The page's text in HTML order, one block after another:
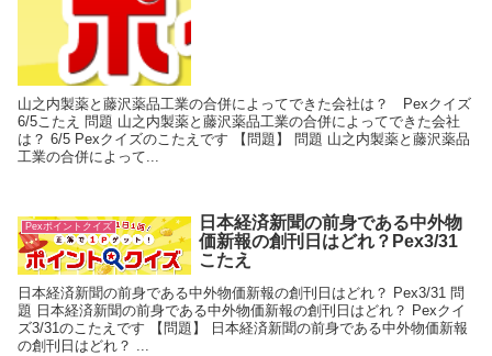
山之内製薬と藤沢薬品工業の合併によってできた会社は？ Pexクイズ
6/5こたえ 問題 山之内製薬と藤沢薬品工業の合併によってできた会社
は？ 6/5 Pexクイズのこたえです 【問題】 問題 山之内製薬と藤沢薬品
工業の合併によって...
Pexポイントクイズ
日本経済新聞の前身である中外物
価新報の創刊日はどれ？Pex3/31
こたえ
日本経済新聞の前身である中外物価新報の創刊日はどれ？ Pex3/31 問
題 日本経済新聞の前身である中外物価新報の創刊日はどれ？ Pexクイ
ズ3/31のこたえです 【問題】 日本経済新聞の前身である中外物価新報
の創刊日はどれ？ ...